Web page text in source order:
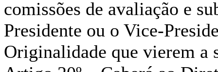
comissões de avaliação e
Presidente ou o Vice-
Originalidade que vierem a